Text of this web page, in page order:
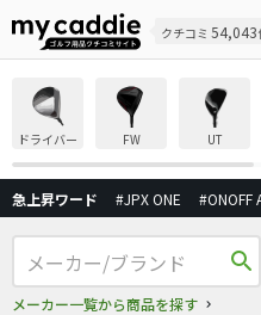
クチコミ 54,043
ドライバー FW UT
急上昇ワード #JPX ONE #ONOFF
search
メーカー一覧から商品を探す